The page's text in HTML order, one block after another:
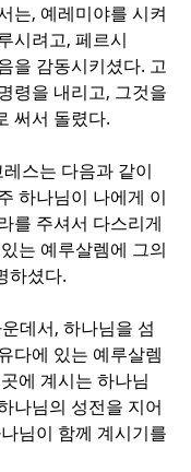
는, 예레미야를 시켜
시려고, 페르시
을 감동시키셨다. 고
령을 내리고, 그것을
써서 돌렸다.
레스는 다음과 같이
하나님이 나에게 이
를 주셔서 다스리게
는 예루살렘에 그의
하셨다.
운데서, 하나님을 섬
다에 있는 예루살렘
에 계시는 하나님
나님의 성전을 지어
님이 함께 계시기를